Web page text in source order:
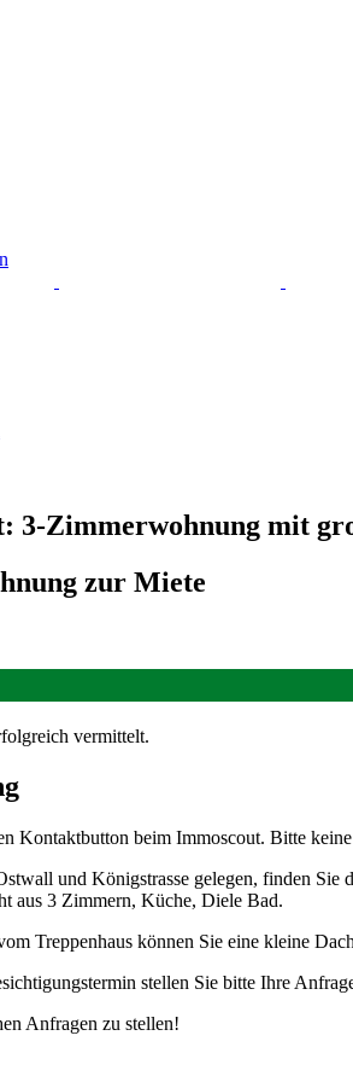
3-Zimmerwohnung mit
zur Miete
vermittelt.
Kontaktbutton beim Immoscout. Bitte
und Königstrasse gelegen, finden Sie
aus 3 Zimmern, Küche, Diele Bad.
Treppenhaus können Sie eine kleine
stellen Sie bitte Ihre
Anfragen zu stellen!